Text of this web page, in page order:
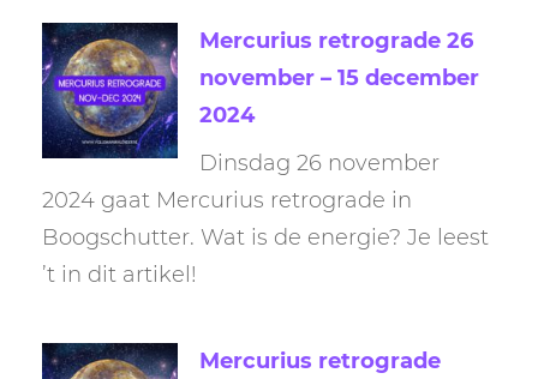
Mercurius retrograde 26
november – 15 december
2024
Dinsdag 26 november
2024 gaat Mercurius retrograde in
Boogschutter. Wat is de energie? Je leest
’t in dit artikel!
Mercurius retrograde